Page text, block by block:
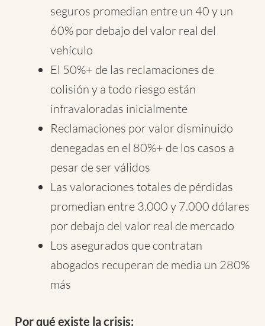
seguros promedian entre un 40 y un
60% por debajo del valor real del
vehículo
El 50%+ de las reclamaciones de
colisión y a todo riesgo están
infravaloradas inicialmente
Reclamaciones por valor disminuido
denegadas en el 80%+ de los casos a
pesar de ser válidos
Las valoraciones totales de pérdidas
promedian entre 3.000 y 7.000 dólares
por debajo del valor real de mercado
Los asegurados que contratan
abogados recuperan de media un 280%
más
Por qué existe la crisis: